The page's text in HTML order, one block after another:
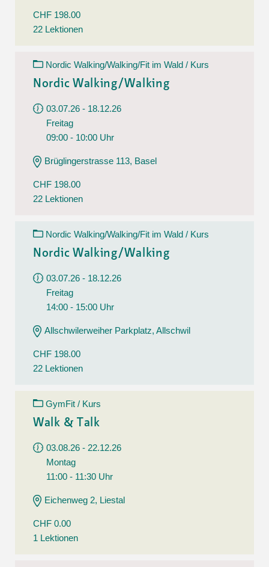
CHF 198.00
22 Lektionen
Nordic Walking/Walking/Fit im Wald / Kurs
Nordic Walking/Walking
03.07.26 - 18.12.26
Freitag
09:00 - 10:00 Uhr
Brüglingerstrasse 113, Basel
CHF 198.00
22 Lektionen
Nordic Walking/Walking/Fit im Wald / Kurs
Nordic Walking/Walking
03.07.26 - 18.12.26
Freitag
14:00 - 15:00 Uhr
Allschwilerweiher Parkplatz, Allschwil
CHF 198.00
22 Lektionen
GymFit / Kurs
Walk & Talk
03.08.26 - 22.12.26
Montag
11:00 - 11:30 Uhr
Eichenweg 2, Liestal
CHF 0.00
1 Lektionen